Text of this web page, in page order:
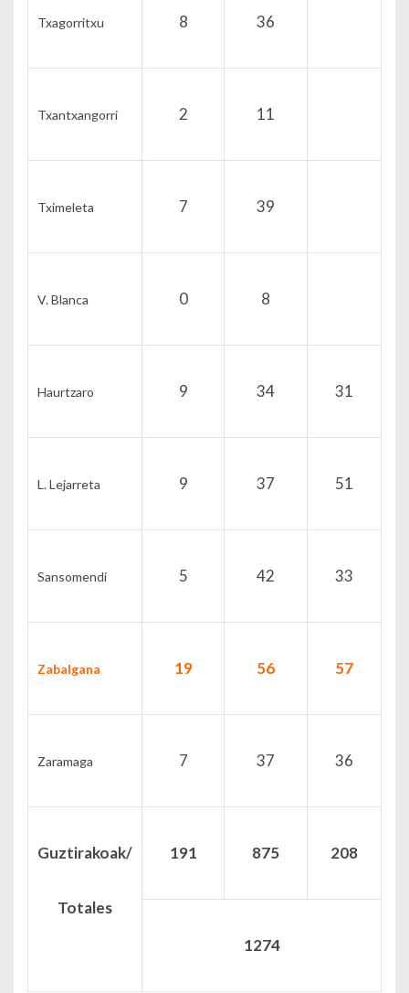
Txagorritxu 8 36
Txantxangorri 2 11
Tximeleta 7 39
V. Blanca 0 8
Haurtzaro 9 34 31
L. Lejarreta 9 37 51
Sansomendi 5 42 33
Zabalgana 19 56 57
Zaramaga 7 37 36
Guztirakoak/
Totales
191 875 208
1274